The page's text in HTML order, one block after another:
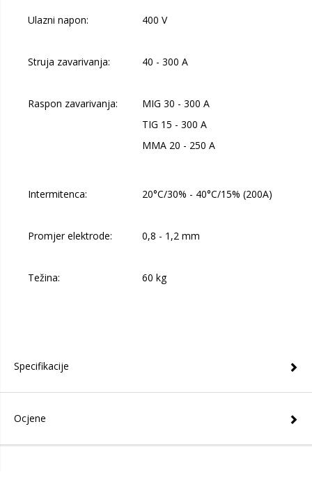
Ulazni napon: 400 V
Struja zavarivanja: 40 - 300 A
Raspon zavarivanja:
MIG 30 - 300 A
TIG 15 - 300 A
MMA 20 - 250 A
Intermitenca: 20°C/30% - 40°C/15% (200A)
Promjer elektrode: 0,8 - 1,2 mm
Težina: 60 kg
Specifikacije
Ocjene